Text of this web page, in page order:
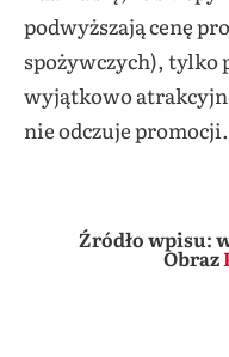
podwyższają cenę
spożywczych), tylko
wyjątkowo
nie odczuje
Źródło wpisu:
Obraz